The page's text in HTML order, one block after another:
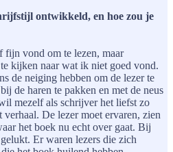
ontwikkeld, en hoe zou je
vond om te lezen, maar
kijken naar wat ik niet goed vond.
de neiging hebben om de lezer te
de haren te pakken en met de neus
mezelf als schrijver het liefst zo
De lezer moet ervaren, zien
het boek nu echt over gaat. Bij
Er waren lezers die zich